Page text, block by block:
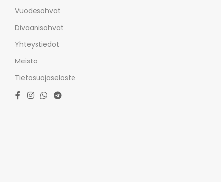
Vuodesohvat
Divaanisohvat
Yhteystiedot
Meista
Tietosuojaseloste